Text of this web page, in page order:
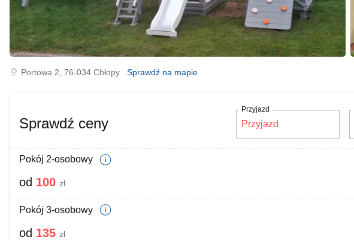
Portowa2, 76-034 Chłopy Sprawdź na mapie
Sprawdź ceny
Przyjazd
Pokój 2-osobowy
od 100 zł
Pokój 3-osobowy
od 135 zł